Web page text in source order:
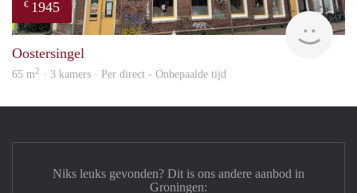
€ 1945
Oostersingel
65 m2 · 3 kamers · Per direct - Onbepaalde tijd
Niks leuks gevonden? Dit is ons andere aanbod in
Groningen: